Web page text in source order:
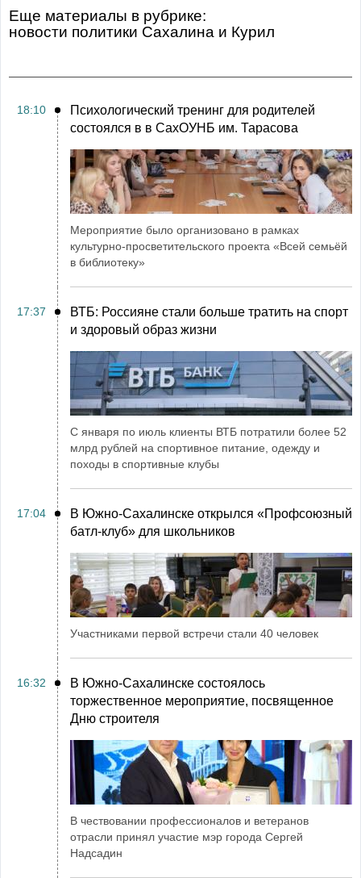
Еще материалы в рубрике:
Новости политики Сахалина и Курил
18:10
Психологический тренинг для родителей
состоялся в в СахОУНБ им. Тарасова
Мероприятие было организовано в рамках
культурно-просветительского проекта «Всей семьёй
в библиотеку»
17:37
ВТБ: Россияне стали больше тратить на спорт
и здоровый образ жизни
С января по июль клиенты ВТБ потратили более 52
млрд рублей на спортивное питание, одежду и
походы в спортивные клубы
17:04
В Южно-Сахалинске открылся «Профсоюзный
батл-клуб» для школьников
Участниками первой встречи стали 40 человек
16:32
В Южно-Сахалинске состоялось
торжественное мероприятие, посвященное
Дню строителя
В чествовании профессионалов и ветеранов
отрасли принял участие мэр города Сергей
Надсадин